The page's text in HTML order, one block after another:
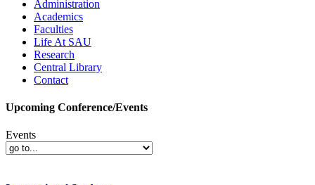
Administration
Academics
Faculties
Life At SAU
Research
Central Library
Contact
Upcoming Conference/Events
Events